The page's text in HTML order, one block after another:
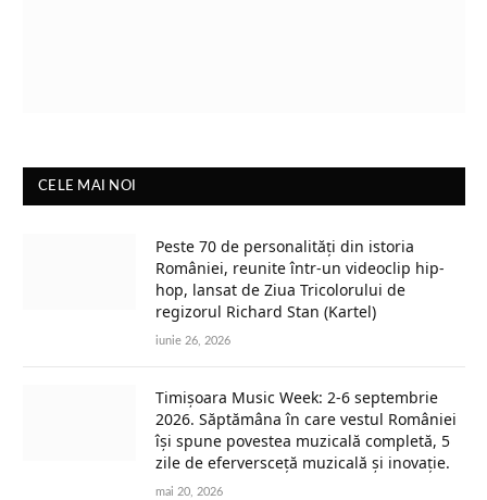
CELE MAI NOI
Peste 70 de personalități din istoria
României, reunite într-un videoclip hip-
hop, lansat de Ziua Tricolorului de
regizorul Richard Stan (Kartel)
iunie 26, 2026
Timișoara Music Week: 2-6 septembrie
2026. Săptămâna în care vestul României
își spune povestea muzicală completă, 5
zile de eferversceță muzicală și inovație.
mai 20, 2026